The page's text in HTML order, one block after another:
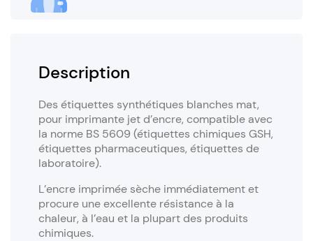
Description
Des étiquettes synthétiques blanches mat,
pour imprimante jet d’encre, compatible avec
la norme BS 5609 (étiquettes chimiques GSH,
étiquettes pharmaceutiques, étiquettes de
laboratoire).
L’encre imprimée sèche immédiatement et
procure une excellente résistance à la
chaleur, à l’eau et la plupart des produits
chimiques.